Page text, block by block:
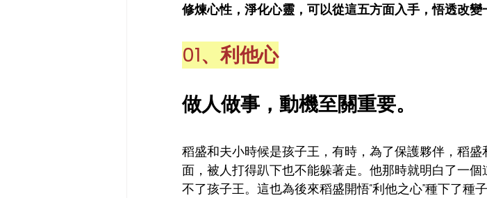
修煉心性，淨化心靈，可以從這五方面入手，悟透改變
01、利他心
做人做事，動機至關重要。
稻盛和夫小時候是孩子王，有時，為了保護夥伴，稻盛
面，被人打得趴下也不能躲著走。他那時就明白了一
不了孩子王。這也為後來稻盛開悟“利他之心”種下了種